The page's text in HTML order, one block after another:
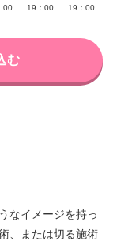
00
19：00
19：00
む
なイメージを持っ
、または切る施術